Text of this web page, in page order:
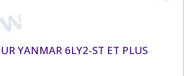
YANMAR 6LY2-ST ET PLUS